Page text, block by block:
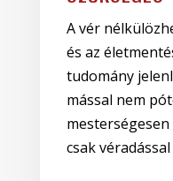
A vér
és az
tudomány
mással nem
csak